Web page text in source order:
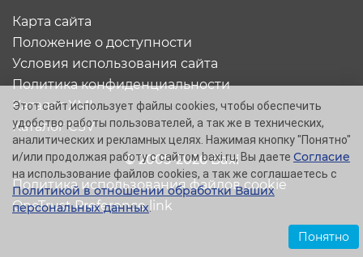
© 2005-2026 Baxi
Карта сайта
Положение о доступности
Условия использования сайта
Политика конфиденциальности
Каталог XML
Каталог CSV
Политика использования файлов cookie
OneTrust Preference link
Этот сайт использует файлы cookies, чтобы обеспечить
удобство работы пользователей, а так же в технических,
аналитических и рекламных целях. Нажимая кнопку "Понятно"
и/или продолжая работу с сайтом baxi.ru, Вы даете Согласие
на использование файлов cookies, а так же соглашаетесь с
Политикой в отношении обработки Ваших
персональных данных.
Понятно